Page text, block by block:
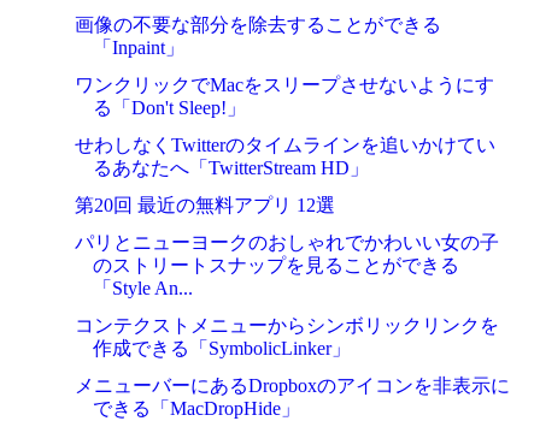
画像の不要な部分を除去することができる
「Inpaint」
ワンクリックでMacをスリープさせないようにす
る「Don't Sleep!」
せわしなくTwitterのタイムラインを追いかけてい
るあなたへ「TwitterStream HD」
第20回 最近の無料アプリ 12選
パリとニューヨークのおしゃれでかわいい女の子
のストリートスナップを見ることができる
「Style An...
コンテクストメニューからシンボリックリンクを
作成できる「SymbolicLinker」
メニューバーにあるDropboxのアイコンを非表示に
できる「MacDropHide」